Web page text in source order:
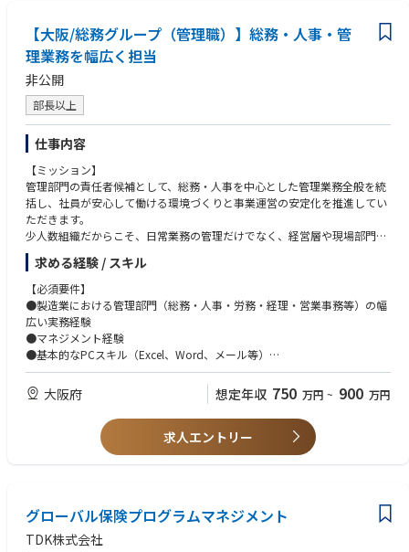
【職場環境】
リモートワーク：週半分以上可能
週2日（原則火・金）はチーム全員の出社日が決まっていますが、プロジ
ェクトや業務に合わせて適時出社をしています。
【当部門の役割・業務概要・魅力】
共創推進部では、総務・広報などの業務を通じて社員がイキイキと働き、
高いパフォーマンスを発揮できる環境創りに努めています。
広報系の活動としては、外部の取材対応などはもちろんのこと、社内向け
の活動にも力を入れています。経営層からの発信を社員に届けたり、社員
の声を経営に届けたり、さらにはグローバルで一体感を生み出すための企
画も行っています。荏原で働く従業員がエンゲージメント高く誇りを持っ
て働ける会社となるよう活動しています。
▼語学 ※TOEICスコアに限定せず、同等の語学力があれば歓迎します。
TOEIC500点以上を歓迎
業務での英語使用…メール【まれにある】／資料・文書読解【まれにあ
る】／電話会議・商談【殆どない】／駐在【全くない】
【大阪/総務グループ（管理職）】総務・人事・管
理業務を幅広く担当
非公開
部長以上
仕事内容
【ミッション】
管理部門の責任者候補として、総務・人事を中心とした管理業務全般を統
括し、社員が安心して働ける環境づくりと事業運営の安定化を推進してい
ただきます。
少人数組織だからこそ、日常業務の管理だけでなく、経営層や現場部門と
連携しながら、組織課題の解決や業務改革をリードしていただくことを期
待しています。
【業務内容】
管理部門の管理職として、総務・人事を中心とした管理業務全般のマネジ
メントをお任せします。
●総務・人事・労務業務の統括および運営管理
●社内各部門およびグループ会社との調整・連携業務
●管理部門メンバーのマネジメントおよび育成
●管理部門における業務フローの整備・標準化・効率化推進
●経営層への報告および各種施策の推進支援
●その他、事業運営を支える管理部門全般の統括業務
求める経験 / スキル
【必須要件】
●製造業における管理部門（総務・人事・労務・経理・営業事務等）の幅
広い実務経験
●マネジメント経験
●基本的なPCスキル（Excel、Word、メール等）
【歓迎要件】
●制度構築、業務改革、組織体制整備等を主導した経験
●少人数組織において管理部門全般を統括した経験
大阪府 想定年収 750 万円 ~ 900 万円
求人エントリー
グローバル保険プログラムマネジメント
TDK株式会社